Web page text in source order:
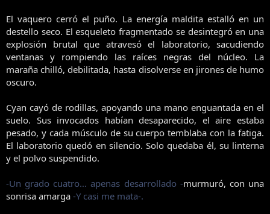
El vaquero cerró el puño. La energía maldita estalló en un
destello seco. El esqueleto fragmentado se desintegró en una
explosión brutal que atravesó el laboratorio, sacudiendo
ventanas y rompiendo las raíces negras del núcleo. La
maraña chilló, debilitada, hasta disolverse en jirones de humo
oscuro.
Cyan cayó de rodillas, apoyando una mano enguantada en el
suelo. Sus invocados habían desaparecido, el aire estaba
pesado, y cada músculo de su cuerpo temblaba con la fatiga.
El laboratorio quedó en silencio. Solo quedaba él, su linterna
y el polvo suspendido.
-Un grado cuatro… apenas desarrollado -murmuró, con una
sonrisa amarga -Y casi me mata-.